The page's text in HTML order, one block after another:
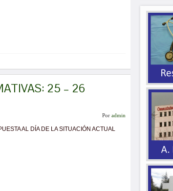
25 – 26
Por admin
AL DÍA DE LA SITUACIÓN ACTUAL